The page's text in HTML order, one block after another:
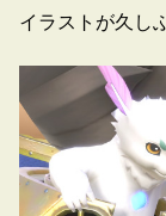
イラストが久し